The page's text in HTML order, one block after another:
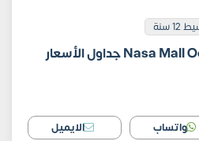
سنة
مول ناسا أكتوبر Nasa Mall October جداول الأسعار
واتساب الايميل